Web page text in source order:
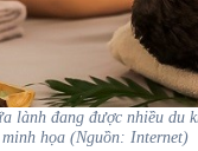
lành đang được nhiều du
minh họa (Nguồn: Internet)